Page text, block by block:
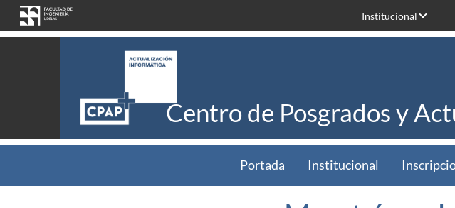
Pasar al contenido principal
Institucional
Centro de Posgrados y
Portada Institucional